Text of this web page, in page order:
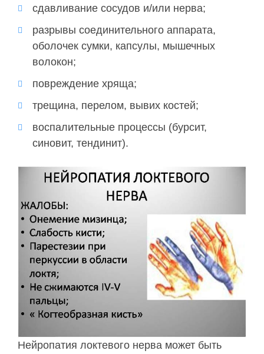
сдавливание сосудов и/или нерва;
разрывы соединительного аппарата,
оболочек сумки, капсулы, мышечных
волокон;
повреждение хряща;
трещина, перелом, вывих костей;
воспалительные процессы (бурсит,
синовит, тендинит).
Нейропатия локтевого нерва может быть